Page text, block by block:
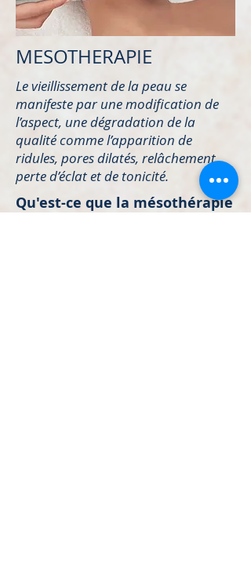
MESOTHERAPIE
Le vieillissement de la peau se
manifeste par une modification de
l’aspect, une dégradation de la
qualité comme l’apparition de
ridules, pores dilatés, relâchement,
perte d’éclat et de tonicité.
Qu'est-ce que la mésothérapie